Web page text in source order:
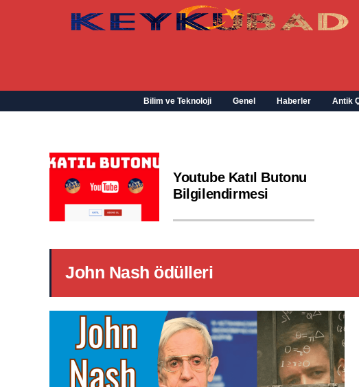
Bilim ve Teknoloji Genel Haberler Antik
Youtube Katıl Butonu
Bilgilendirmesi
John Nash ödülleri